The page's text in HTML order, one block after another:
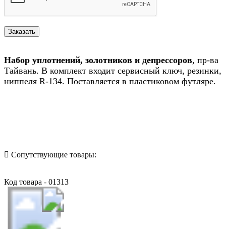
Набор уплотнений, золотников и депрессоров, пр-ва
Тайвань. В комплект входит сервисный ключ, резинки,
ниппеля R-134. Поставляется в пластиковом футляре.
Сопутствующие товары:
Код товара - 01313